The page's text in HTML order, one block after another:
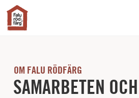
OM FALU RÖDFÄRG
SAMARBETEN